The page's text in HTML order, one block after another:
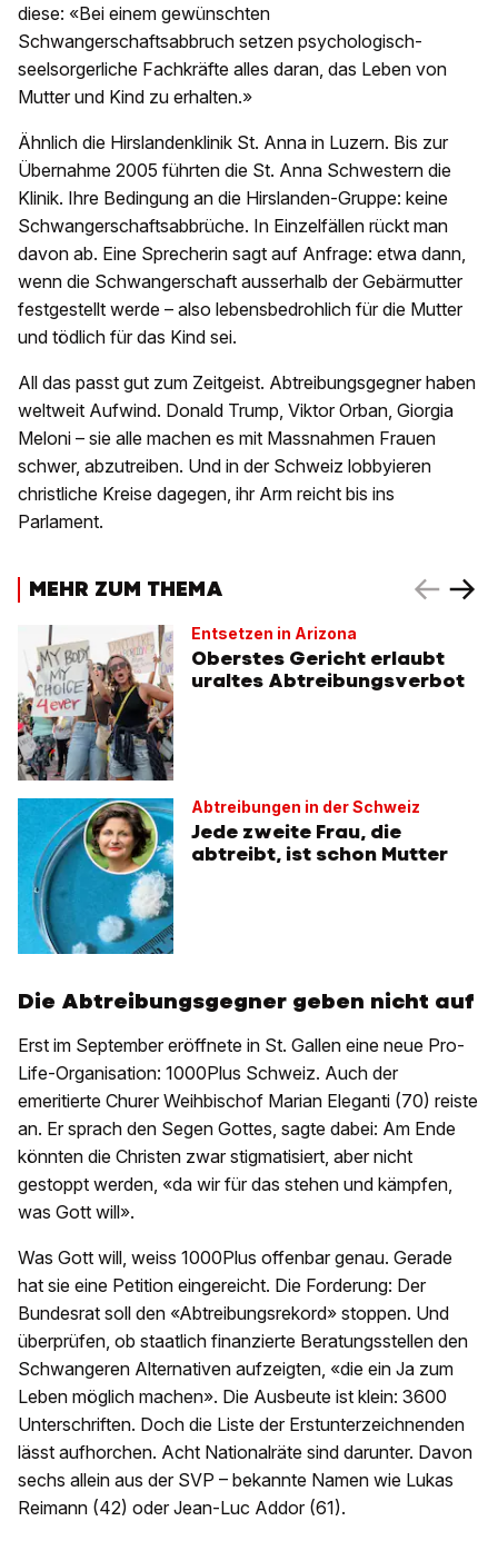
diese: «Bei einem gewünschten
Schwangerschaftsabbruch setzen psychologisch-
seelsorgerliche Fachkräfte alles daran, das Leben von
Mutter und Kind zu erhalten.»
Ähnlich die Hirslandenklinik St. Anna in Luzern. Bis zur
Übernahme 2005 führten die St. Anna Schwestern die
Klinik. Ihre Bedingung an die Hirslanden-Gruppe: keine
Schwangerschaftsabbrüche. In Einzelfällen rückt man
davon ab. Eine Sprecherin sagt auf Anfrage: etwa dann,
wenn die Schwangerschaft ausserhalb der Gebärmutter
festgestellt werde – also lebensbedrohlich für die Mutter
und tödlich für das Kind sei.
All das passt gut zum Zeitgeist. Abtreibungsgegner haben
weltweit Aufwind. Donald Trump, Viktor Orban, Giorgia
Meloni – sie alle machen es mit Massnahmen Frauen
schwer, abzutreiben. Und in der Schweiz lobbyieren
christliche Kreise dagegen, ihr Arm reicht bis ins
Parlament.
MEHR ZUM THEMA
Entsetzen in Arizona
Oberstes Gericht erlaubt
uraltes Abtreibungsverbot
Abtreibungen in der Schweiz
Jede zweite Frau, die
abtreibt, ist schon Mutter
Die Abtreibungsgegner geben nicht auf
Erst im September eröffnete in St. Gallen eine neue Pro-
Life-Organisation: 1000Plus Schweiz. Auch der
emeritierte Churer Weihbischof Marian Eleganti (70) reiste
an. Er sprach den Segen Gottes, sagte dabei: Am Ende
könnten die Christen zwar stigmatisiert, aber nicht
gestoppt werden, «da wir für das stehen und kämpfen,
was Gott will».
Was Gott will, weiss 1000Plus offenbar genau. Gerade
hat sie eine Petition eingereicht. Die Forderung: Der
Bundesrat soll den «Abtreibungsrekord» stoppen. Und
überprüfen, ob staatlich finanzierte Beratungsstellen den
Schwangeren Alternativen aufzeigten, «die ein Ja zum
Leben möglich machen». Die Ausbeute ist klein: 3600
Unterschriften. Doch die Liste der Erstunterzeichnenden
lässt aufhorchen. Acht Nationalräte sind darunter. Davon
sechs allein aus der SVP – bekannte Namen wie Lukas
Reimann (42) oder Jean-Luc Addor (61).